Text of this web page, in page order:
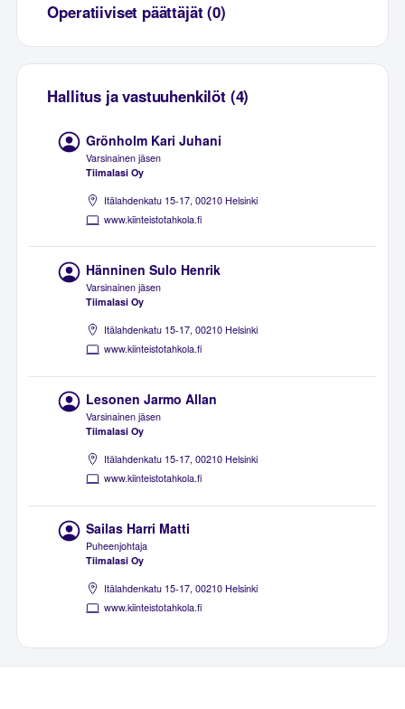
Operatiiviset päättäjät (0)
Hallitus ja vastuuhenkilöt (4)
Grönholm Kari Juhani
Varsinainen jäsen
Tiimalasi Oy
Itälahdenkatu 15-17, 00210 Helsinki
www.kiinteistotahkola.fi
Hänninen Sulo Henrik
Varsinainen jäsen
Tiimalasi Oy
Itälahdenkatu 15-17, 00210 Helsinki
www.kiinteistotahkola.fi
Lesonen Jarmo Allan
Varsinainen jäsen
Tiimalasi Oy
Itälahdenkatu 15-17, 00210 Helsinki
www.kiinteistotahkola.fi
Sailas Harri Matti
Puheenjohtaja
Tiimalasi Oy
Itälahdenkatu 15-17, 00210 Helsinki
www.kiinteistotahkola.fi